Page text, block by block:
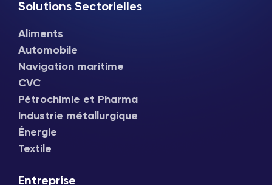
Solutions Sectorielles
Aliments
Automobile
Navigation maritime
CVC
Pétrochimie et Pharma
Industrie métallurgique
Énergie
Textile
Entreprise